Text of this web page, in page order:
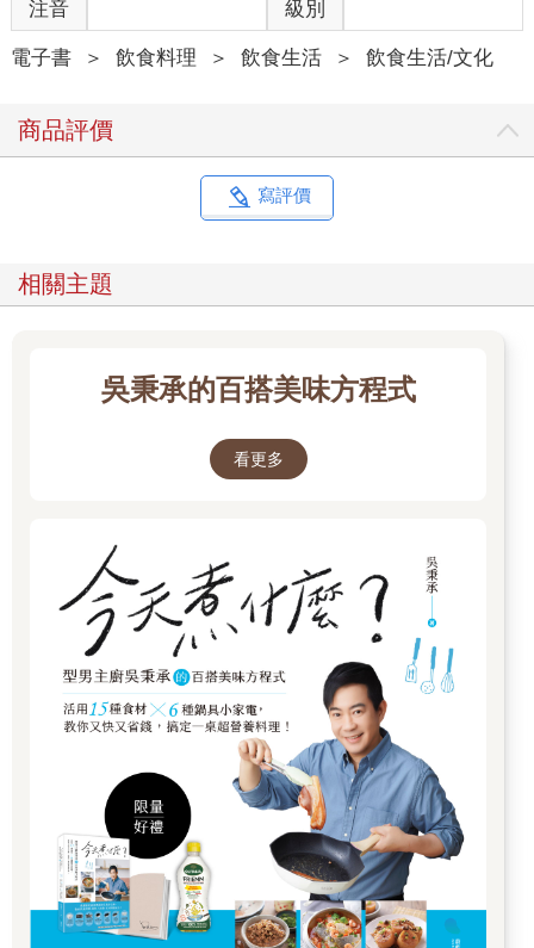
注音 級別
電子書 ＞ 飲食料理 ＞ 飲食生活 ＞ 飲食生活/文化
商品評價
寫評價
相關主題
吳秉承的百搭美味方程式
看更多